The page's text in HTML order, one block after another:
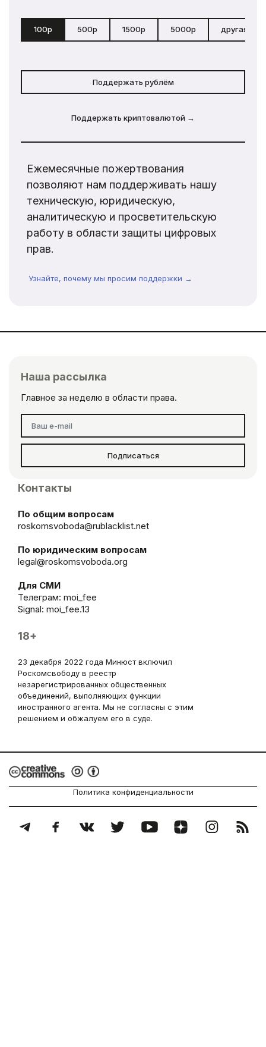
100р 500р 1500р 5000р другая
Поддержать рублём
Поддержать криптовалютой →
Ежемесячные пожертвования
позволяют нам поддерживать нашу
техническую, юридическую,
аналитическую и просветительскую
работу в области защиты цифровых
прав.
Узнайте, почему мы просим поддержки →
Наша рассылка
Главное за неделю в области права.
Подписаться
Контакты
По общим вопросам
roskomsvoboda@rublacklist.net
По юридическим вопросам
legal@roskomsvoboda.org
Для СМИ
Телеграм: moi_fee
Signal: moi_fee.13
18+
23 декабря 2022 года Минюст включил
Роскомсвободу в реестр
незарегистрированных общественных
объединений, выполняющих функции
иностранного агента. Мы не согласны с этим
решением и обжалуем его в суде.
Политика конфиденциальности